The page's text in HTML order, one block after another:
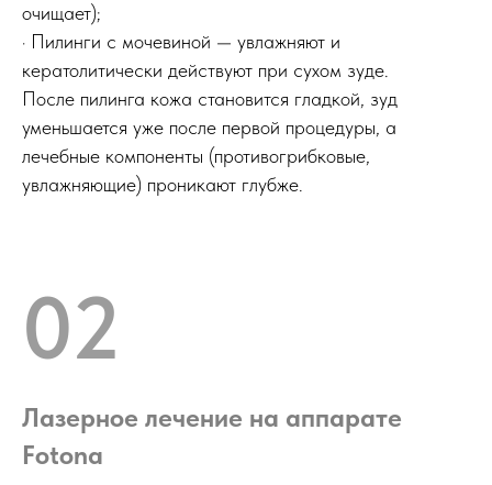
очищает);
· Пилинги с мочевиной — увлажняют и
кератолитически действуют при сухом зуде.
После пилинга кожа становится гладкой, зуд
уменьшается уже после первой процедуры, а
лечебные компоненты (противогрибковые,
увлажняющие) проникают глубже.
02
Лазерное лечение на аппарате
Fotona